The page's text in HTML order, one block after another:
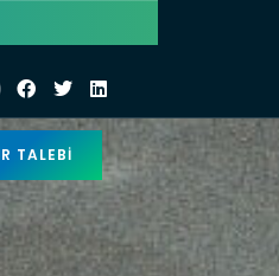
TALEBI